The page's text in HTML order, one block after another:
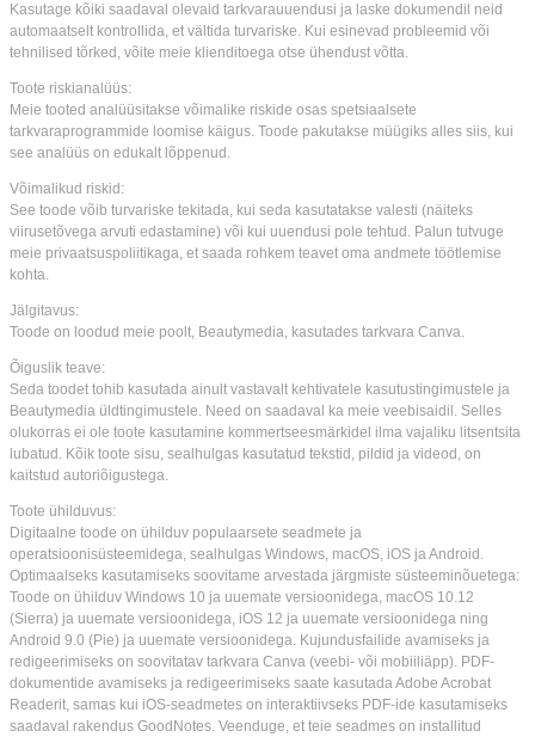
Kasutage kõiki saadaval olevaid tarkvarauuendusi ja laske dokumendil neid
automaatselt kontrollida, et vältida turvariske. Kui esinevad probleemid või
tehnilised tõrked, võite meie klienditoega otse ühendust võtta.
Toote riskianalüüs:
Meie tooted analüüsitakse võimalike riskide osas spetsiaalsete
tarkvaraprogrammide loomise käigus. Toode pakutakse müügiks alles siis, kui
see analüüs on edukalt lõppenud.
Võimalikud riskid:
See toode võib turvariske tekitada, kui seda kasutatakse valesti (näiteks
viirusetõvega arvuti edastamine) või kui uuendusi pole tehtud. Palun tutvuge
meie privaatsuspoliitikaga, et saada rohkem teavet oma andmete töötlemise
kohta.
Jälgitavus:
Toode on loodud meie poolt, Beautymedia, kasutades tarkvara Canva.
Õiguslik teave:
Seda toodet tohib kasutada ainult vastavalt kehtivatele kasutustingimustele ja
Beautymedia üldtingimustele. Need on saadaval ka meie veebisaidil. Selles
olukorras ei ole toote kasutamine kommertseesmärkidel ilma vajaliku litsentsita
lubatud. Kõik toote sisu, sealhulgas kasutatud tekstid, pildid ja videod, on
kaitstud autoriõigustega.
Toote ühilduvus:
Digitaalne toode on ühilduv populaarsete seadmete ja
operatsioonisüsteemidega, sealhulgas Windows, macOS, iOS ja Android.
Optimaalseks kasutamiseks soovitame arvestada järgmiste süsteeminõuetega:
Toode on ühilduv Windows 10 ja uuemate versioonidega, macOS 10.12
(Sierra) ja uuemate versioonidega, iOS 12 ja uuemate versioonidega ning
Android 9.0 (Pie) ja uuemate versioonidega. Kujundusfailide avamiseks ja
redigeerimiseks on soovitatav tarkvara Canva (veebi- või mobiiliäpp). PDF-
dokumentide avamiseks ja redigeerimiseks saate kasutada Adobe Acrobat
Readerit, samas kui iOS-seadmetes on interaktiivseks PDF-ide kasutamiseks
saadaval rakendus GoodNotes. Veenduge, et teie seadmes on installitud